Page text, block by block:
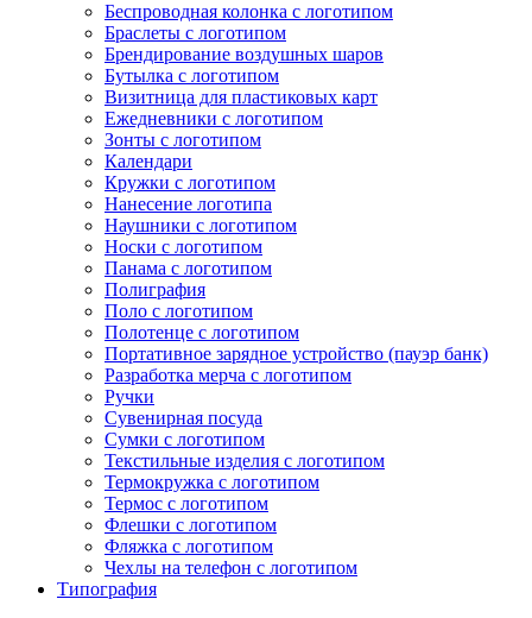
Беспроводная колонка с логотипом
Браслеты с логотипом
Брендирование воздушных шаров
Бутылка с логотипом
Визитница для пластиковых карт
Ежедневники с логотипом
Зонты с логотипом
Календари
Кружки с логотипом
Нанесение логотипа
Наушники с логотипом
Носки с логотипом
Панама с логотипом
Полиграфия
Поло с логотипом
Полотенце с логотипом
Портативное зарядное устройство (пауэр банк)
Разработка мерча с логотипом
Ручки
Сувенирная посуда
Сумки с логотипом
Текстильные изделия с логотипом
Термокружка с логотипом
Термос с логотипом
Флешки с логотипом
Фляжка с логотипом
Чехлы на телефон с логотипом
Типография